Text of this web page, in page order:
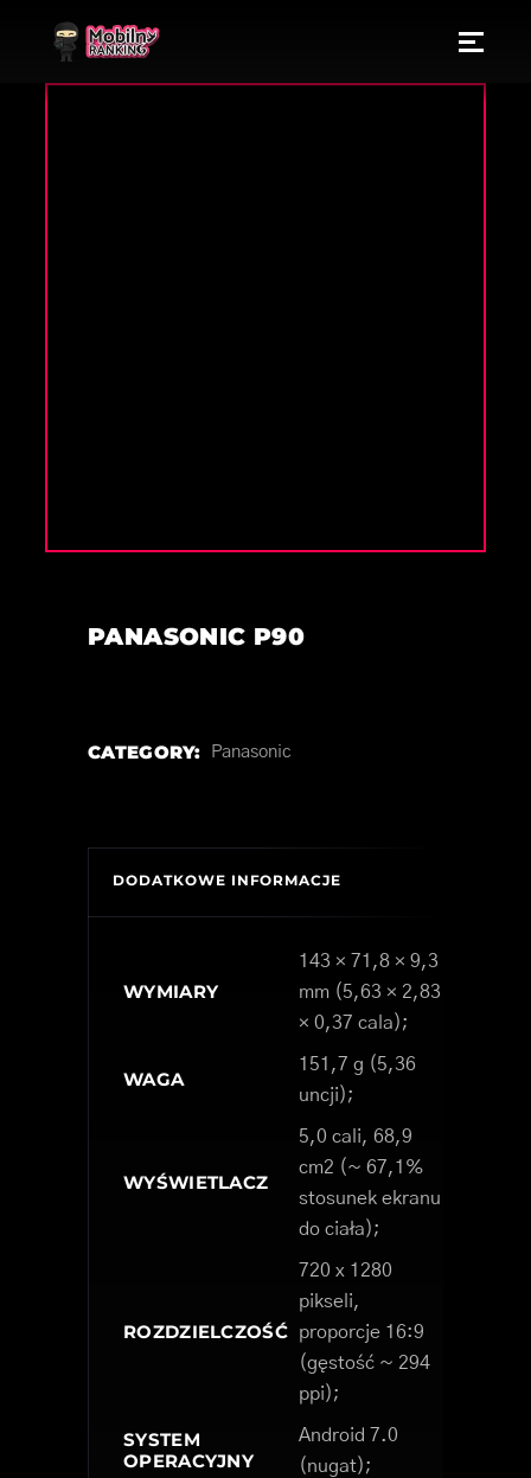
PANASONIC P90
CATEGORY: Panasonic
DODATKOWE INFORMACJE
WYMIARY
143 × 71,8 × 9,3
mm (5,63 × 2,83
× 0,37 cala);
WAGA
151,7 g (5,36
uncji);
WYŚWIETLACZ
5,0 cali, 68,9
cm2 (~ 67,1%
stosunek ekranu
do ciała);
ROZDZIELCZOŚĆ
720 x 1280
pikseli,
proporcje 16:9
(gęstość ~ 294
ppi);
SYSTEM
OPERACYJNY
Android 7.0
(nugat);